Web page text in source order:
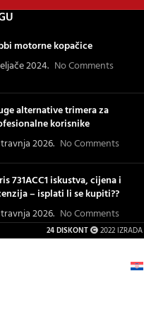
motorne kopačice
2024. No Comments
alternative trimera za
korisnike
2026. No Comments
731ACC1 iskustva, cijena i
– isplati li se kupiti??
2026. No Comments
24 DISKONT 2022 IZRADA